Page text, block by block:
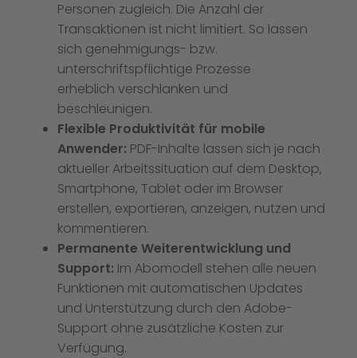
Personen zugleich. Die Anzahl der
Transaktionen ist nicht limitiert. So lassen
sich genehmigungs- bzw.
unterschriftspflichtige Prozesse
erheblich verschlanken und
beschleunigen.
Flexible Produktivität für mobile
Anwender: PDF-Inhalte lassen sich je nach
aktueller Arbeitssituation auf dem Desktop,
Smartphone, Tablet oder im Browser
erstellen, exportieren, anzeigen, nutzen und
kommentieren.
Permanente Weiterentwicklung und
Support: Im Abomodell stehen alle neuen
Funktionen mit automatischen Updates
und Unterstützung durch den Adobe-
Support ohne zusätzliche Kosten zur
Verfügung.